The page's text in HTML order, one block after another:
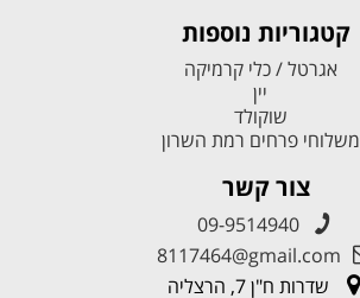
קטגוריות נוספות
אגרטל / כלי קרמיקה
יין
שוקולד
משלוחי פרחים רמת השרון
צור קשר
09-9514940
8117464@gmail.com
שדרות ח"ן 7, הרצליה